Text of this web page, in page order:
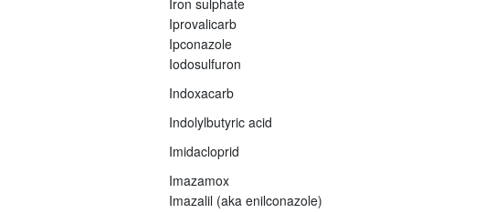
Iprovalicarb
Ipconazole
Iodosulfuron
Indoxacarb
Indolylbutyric acid
Imidacloprid
Imazamox
Imazalil (aka enilconazole)